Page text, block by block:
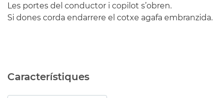
Les portes del conductor i copilot s’obren.
Si dones corda endarrere el cotxe agafa embranzida.
Característiques